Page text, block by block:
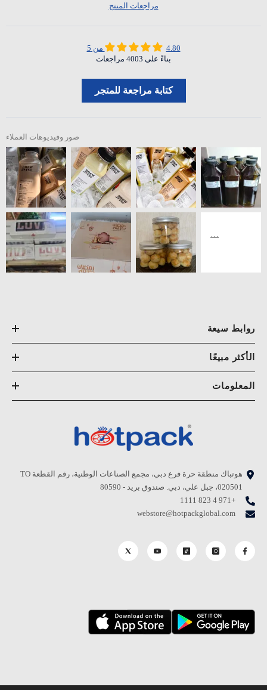
مراجعات المنتج
4.80 من 5
بناءً على 4003 مراجعات
كتابة مراجعة للمتجر
صور وفيديوهات العملاء
روابط سيعة
الأكثر مبيعًا
المعلومات
هوتباك منطقة حرة فرع دبي، مجمع الصناعات الوطنية، رقم القطعة TO
020501، جبل علي، دبي. صندوق بريد - 80590
+971 4 823 1111
webstore@hotpackglobal.com